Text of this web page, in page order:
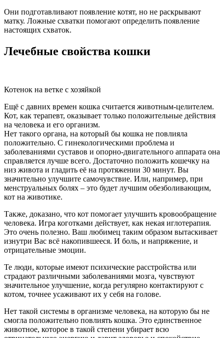
Они подготавливают появление котят, но не раскрывают
матку. Ложные схватки помогают определить появление
настоящих схваток.
Лечебные свойства кошки
Котенок на ветке с хозяйкой
Ещё с давних времен кошка считается животным-целителем.
Кот, как терапевт, оказывает только положительные действия
на человека и его организм.
Нет такого органа, на который бы кошка не повлияла
положительно. С гинекологическими проблема и
заболеваниями суставов и опорно-двигательного аппарата она
справляется лучше всего. Достаточно положить кошечку на
низ живота и гладить её на протяжении 30 минут. Вы
значительно улучшите самочувствие. Или, например, при
менструальных болях – это будет лучшим обезболивающим,
кот на животике.
Также, доказано, что кот помогает улучшить кровообращение
человека. Игра коготками действует, как некая иглотерапия.
Это очень полезно. Ваш любимец таким образом вытаскивает
изнутри Вас всё накопившееся. И боль, и напряжение, и
отрицательные эмоции.
Те люди, которые имеют психические расстройства или
страдают различными заболеваниями мозга, чувствуют
значительное улучшение, когда регулярно контактируют с
котом, точнее усаживают их у себя на голове.
Нет такой системы в организме человека, на которую бы не
смогла положительно повлиять кошка. Это единственное
животное, которое в такой степени убирает всю